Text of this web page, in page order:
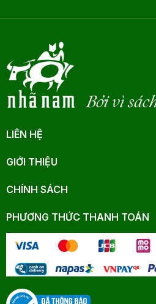
Bởi vì
LIÊN HỆ
GIỚI THIỆU
CHÍNH SÁCH
PHƯƠNG THỨC THANH TOÁN